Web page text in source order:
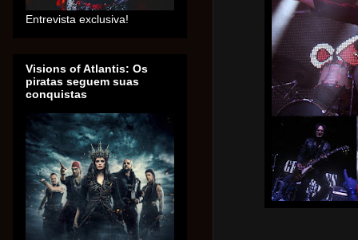
Entrevista exclusiva!
Visions of Atlantis: Os
piratas seguem suas
conquistas